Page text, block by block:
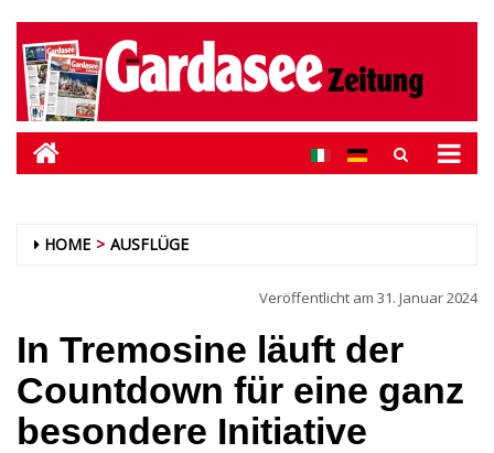
HOME AUSFLÜGE
Veröffentlicht am 31. Januar 2024
In Tremosine läuft der
Countdown für eine ganz
besondere Initiative